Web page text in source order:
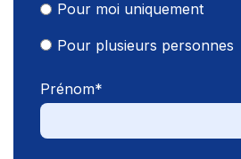
Pour moi uniquement
Pour plusieurs personnes
Prénom*